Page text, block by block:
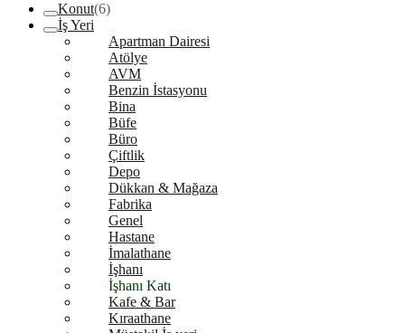
Konut(6)
İş Yeri
Apartman Dairesi
Atölye
AVM
Benzin İstasyonu
Bina
Büfe
Büro
Çiftlik
Depo
Dükkan & Mağaza
Fabrika
Genel
Hastane
İmalathane
İşhanı
İşhanı Katı
Kafe & Bar
Kıraathane